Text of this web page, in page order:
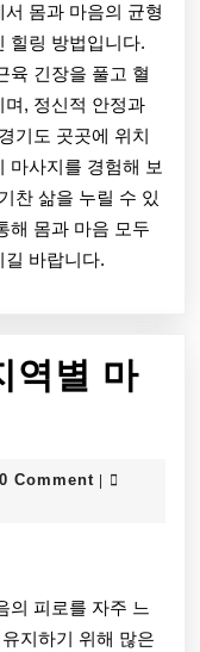
몸과 마음의 균형
힐링 방법입니다.
육 긴장을 풀고 혈
, 정신적 안정과
기도 곳곳에 위치
마사지를 경험해 보
찬 삶을 누릴 수 있
해 몸과 마음 모두
바랍니다.
역별 마
0 Comment
의 피로를 자주 느
지하기 위해 많은